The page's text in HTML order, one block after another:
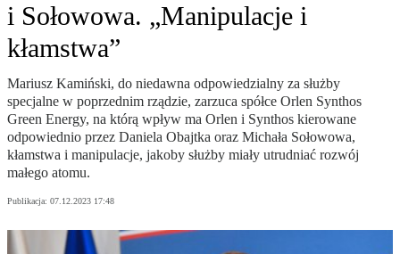
i Sołowowa. „Manipulacje i
kłamstwa”
Mariusz Kamiński, do niedawna odpowiedzialny za służby
specjalne w poprzednim rządzie, zarzuca spółce Orlen Synthos
Green Energy, na którą wpływ ma Orlen i Synthos kierowane
odpowiednio przez Daniela Obajtka oraz Michała Sołowowa,
kłamstwa i manipulacje, jakoby służby miały utrudniać rozwój
małego atomu.
Publikacja: 07.12.2023 17:48